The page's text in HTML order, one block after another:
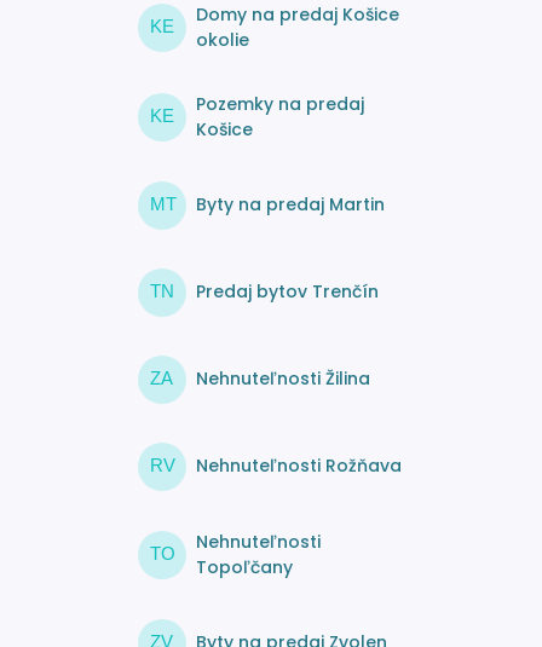
KE
Domy na predaj Košice
okolie
KE
Pozemky na predaj
Košice
MT Byty na predaj Martin
TN Predaj bytov Trenčín
ZA Nehnuteľnosti Žilina
RV Nehnuteľnosti Rožňava
TO
Nehnuteľnosti
Topoľčany
ZV